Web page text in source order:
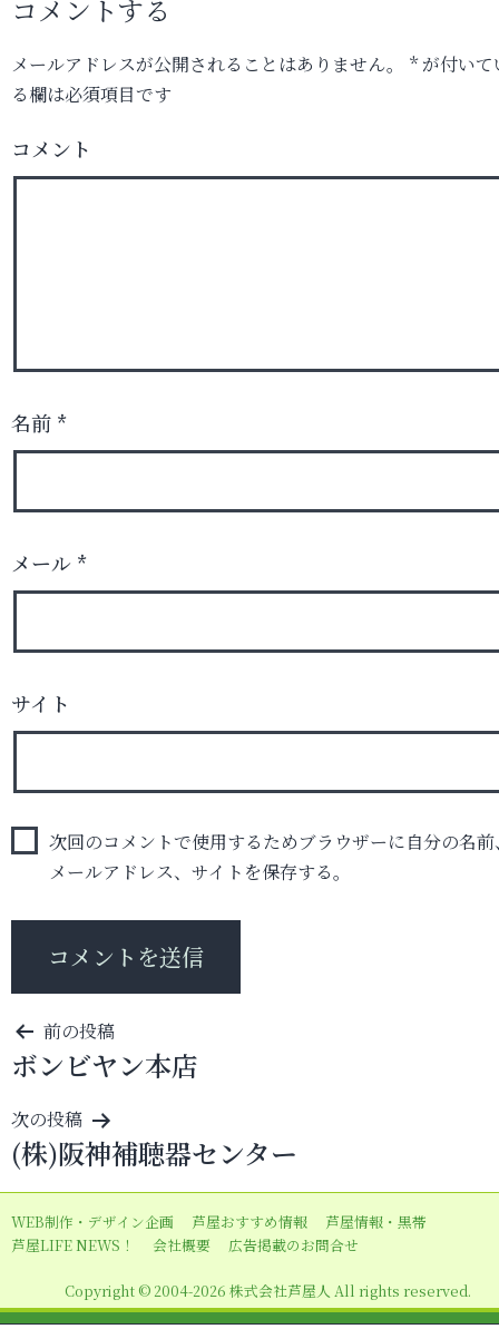
コメントする
メールアドレスが公開されることはありません。 *が付いて
る欄は必須項目です
コメント
名前 *
メール *
サイト
次回のコメントで使用するためブラウザーに自分の名前
メールアドレス、サイトを保存する。
投
稿
ナ
ビ
ゲ
ー
シ
ン
前の投稿
ボンビヤン本店
次の投稿
(株)阪神補聴器センター
WEB制作・デザイン企画 芦屋おすすめ情報
芦屋情報・黒帯
芦屋LIFE NEWS！
会社概要 広告掲載のお問合せ
Copyright © 2004-2026 株式会社芦屋人 All rights reserved.